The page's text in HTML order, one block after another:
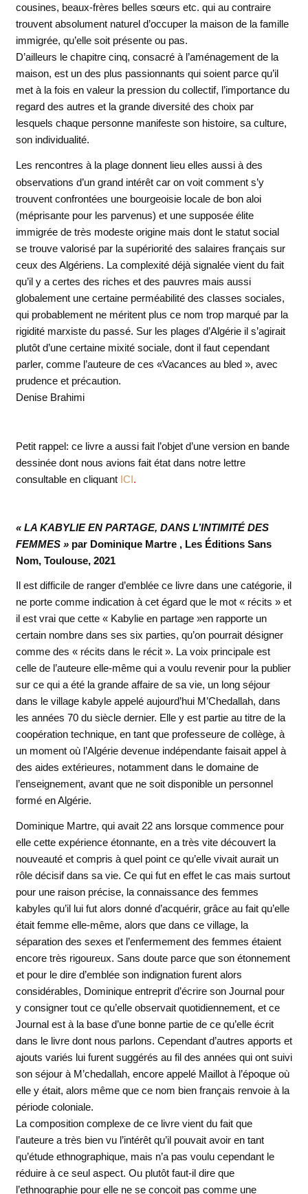
cousines, beaux-frères belles sœurs etc. qui au contraire
trouvent absolument naturel d’occuper la maison de la famille
immigrée, qu’elle soit présente ou pas.
D’ailleurs le chapitre cinq, consacré à l’aménagement de la
maison, est un des plus passionnants qui soient parce qu’il
met à la fois en valeur la pression du collectif, l’importance du
regard des autres et la grande diversité des choix par
lesquels chaque personne manifeste son histoire, sa culture,
son individualité.
Les rencontres à la plage donnent lieu elles aussi à des
observations d’un grand intérêt car on voit comment s’y
trouvent confrontées une bourgeoisie locale de bon aloi
(méprisante pour les parvenus) et une supposée élite
immigrée de très modeste origine mais dont le statut social
se trouve valorisé par la supériorité des salaires français sur
ceux des Algériens. La complexité déjà signalée vient du fait
qu’il y a certes des riches et des pauvres mais aussi
globalement une certaine perméabilité des classes sociales,
qui probablement ne méritent plus ce nom trop marqué par la
rigidité marxiste du passé. Sur les plages d’Algérie il s’agirait
plutôt d’une certaine mixité sociale, dont il faut cependant
parler, comme l’auteure de ces «Vacances au bled », avec
prudence et précaution.
Denise Brahimi
Petit rappel: ce livre a aussi fait l’objet d’une version en bande
dessinée dont nous avions fait état dans notre lettre
consultable en cliquant ICI.
« LA KABYLIE EN PARTAGE, DANS L’INTIMITÉ DES
FEMMES »par Dominique Martre , Les Éditions Sans
Nom, Toulouse, 2021
Il est difficile de ranger d’emblée ce livre dans une catégorie, il
ne porte comme indication à cet égard que le mot « récits » et
il est vrai que cette « Kabylie en partage »en rapporte un
certain nombre dans ses six parties, qu’on pourrait désigner
comme des « récits dans le récit ». La voix principale est
celle de l’auteure elle-même qui a voulu revenir pour la publier
sur ce qui a été la grande affaire de sa vie, un long séjour
dans le village kabyle appelé aujourd’hui M’Chedallah, dans
les années 70 du siècle dernier. Elle y est partie au titre de la
coopération technique, en tant que professeure de collège, à
un moment où l’Algérie devenue indépendante faisait appel à
des aides extérieures, notamment dans le domaine de
l’enseignement, avant que ne soit disponible un personnel
formé en Algérie.
Dominique Martre, qui avait 22 ans lorsque commence pour
elle cette expérience étonnante, en a très vite découvert la
nouveauté et compris à quel point ce qu’elle vivait aurait un
rôle décisif dans sa vie. Ce qui fut en effet le cas mais surtout
pour une raison précise, la connaissance des femmes
kabyles qu’il lui fut alors donné d’acquérir, grâce au fait qu’elle
était femme elle-même, alors que dans ce village, la
séparation des sexes et l’enfermement des femmes étaient
encore très rigoureux. Sans doute parce que son étonnement
et pour le dire d’emblée son indignation furent alors
considérables, Dominique entreprit d’écrire son Journal pour
y consigner tout ce qu’elle observait quotidiennement, et ce
Journal est à la base d’une bonne partie de ce qu’elle écrit
dans le livre dont nous parlons. Cependant d’autres apports et
ajouts variés lui furent suggérés au fil des années qui ont suivi
son séjour à M’chedallah, encore appelé Maillot à l’époque où
elle y était, alors même que ce nom bien français renvoie à la
période coloniale.
La composition complexe de ce livre vient du fait que
l’auteure a très bien vu l’intérêt qu’il pouvait avoir en tant
qu’étude ethnographique, mais n’a pas voulu cependant le
réduire à ce seul aspect. Ou plutôt faut-il dire que
l’ethnographie pour elle ne se conçoit pas comme une